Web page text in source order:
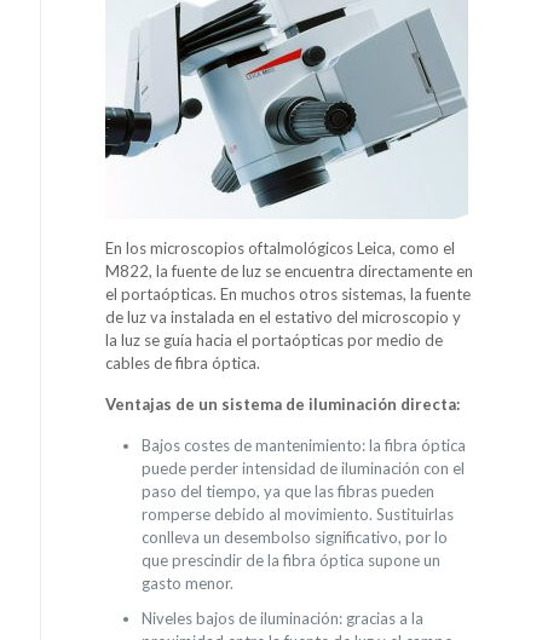
En los microscopios oftalmológicos Leica, como el
M822, la fuente de luz se encuentra directamente en
el portaópticas. En muchos otros sistemas, la fuente
de luz va instalada en el estativo del microscopio y
la luz se guía hacia el portaópticas por medio de
cables de fibra óptica.
Ventajas de un sistema de iluminación directa:
Bajos costes de mantenimiento: la fibra óptica
puede perder intensidad de iluminación con el
paso del tiempo, ya que las fibras pueden
romperse debido al movimiento. Sustituirlas
conlleva un desembolso significativo, por lo
que prescindir de la fibra óptica supone un
gasto menor.
Niveles bajos de iluminación: gracias a la